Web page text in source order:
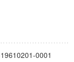
市民社会ガバナンス
論理と感性の先端的
超成熟社会発展のサ
0001